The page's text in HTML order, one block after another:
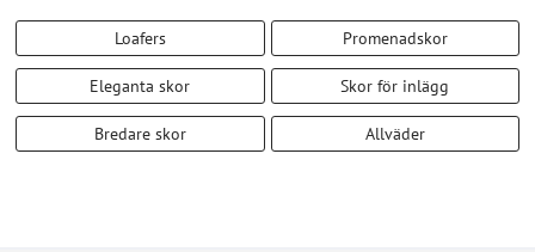
Loafers Promenadskor
Eleganta skor Skor för inlägg
Bredare skor Allväder